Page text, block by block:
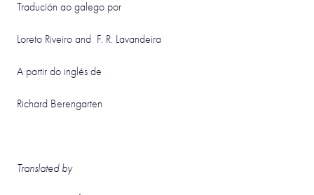
Tradución ao galego por
Loreto Riveiro and F. R. Lavandeira
A partir do inglés de
Richard Berengarten
Translated by